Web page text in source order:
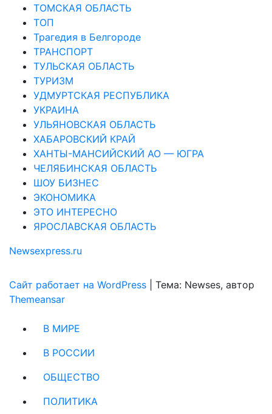
ТОМСКАЯ ОБЛАСТЬ
ТОП
Трагедия в Белгороде
ТРАНСПОРТ
ТУЛЬСКАЯ ОБЛАСТЬ
ТУРИЗМ
УДМУРТСКАЯ РЕСПУБЛИКА
УКРАИНА
УЛЬЯНОВСКАЯ ОБЛАСТЬ
ХАБАРОВСКИЙ КРАЙ
ХАНТЫ-МАНСИЙСКИЙ АО — ЮГРА
ЧЕЛЯБИНСКАЯ ОБЛАСТЬ
ШОУ БИЗНЕС
ЭКОНОМИКА
ЭТО ИНТЕРЕСНО
ЯРОСЛАВСКАЯ ОБЛАСТЬ
Newsexpress.ru
Сайт работает на WordPress
Тема: Newses, автор
Themeansar
В МИРЕ
В РОССИИ
ОБЩЕСТВО
ПОЛИТИКА